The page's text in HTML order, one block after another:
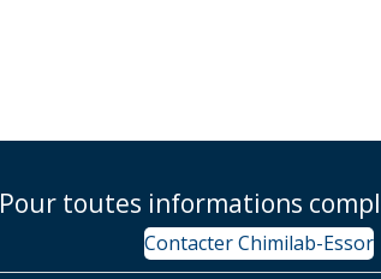
Pour toutes informations
Contacter Chimilab-Essor